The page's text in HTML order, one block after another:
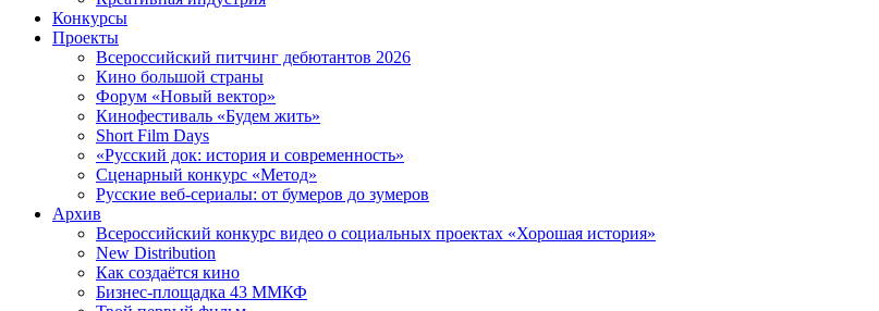
Конкурсы
Проекты
Всероссийский питчинг дебютантов 2026
Кино большой страны
Форум «Новый вектор»
Кинофестиваль «Будем жить»
Short Film Days
«Русский док: история и современность»
Сценарный конкурс «Метод»
Русские веб-сериалы: от бумеров до зумеров
Архив
Всероссийский конкурс видео о социальных проектах «Хорошая история»
New Distribution
Как создаётся кино
Бизнес-площадка 43 ММКФ